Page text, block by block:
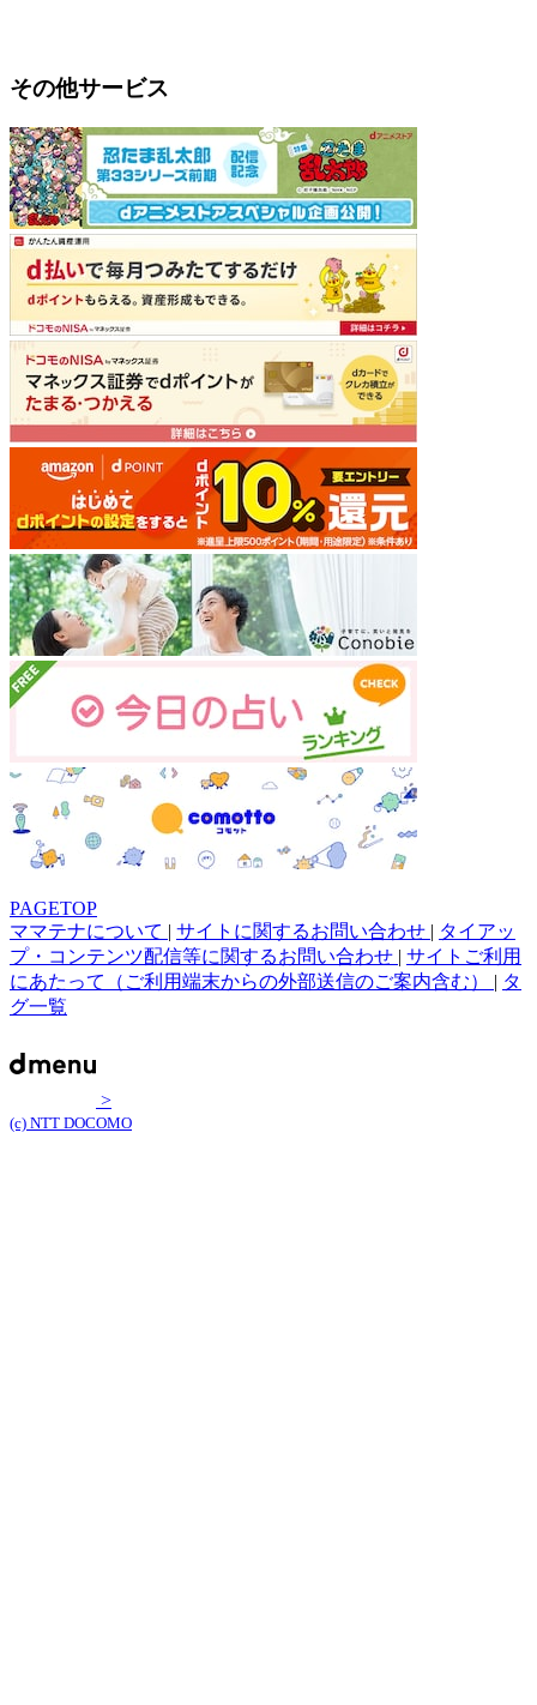
その他サービス
PAGETOP
ママテナについて | サイトに関するお問い合わせ | タイアッ
プ・コンテンツ配信等に関するお問い合わせ | サイトご利用
にあたって（ご利用端末からの外部送信のご案内含む） | タ
グ一覧
>
(c) NTT DOCOMO